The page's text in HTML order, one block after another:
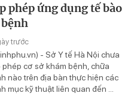
phép ứng dụng tế bào
trước
- Sở Y tế Hà Nội chưa
phép cơ sở khám bệnh, chữa
nào trên địa bàn thực hiện các
mục kỹ thuật liên quan đến ...